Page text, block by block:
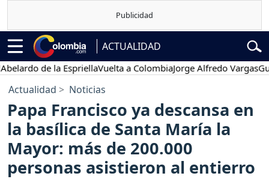
ACTUALIDAD
de la EspriellaVuelta a ColombiaJorge Alfredo Vargas Gustavo
Actualidad Noticias
Papa Francisco ya descansa en
la basílica de Santa María la
Mayor: más de 200.000
personas asistieron al entierro